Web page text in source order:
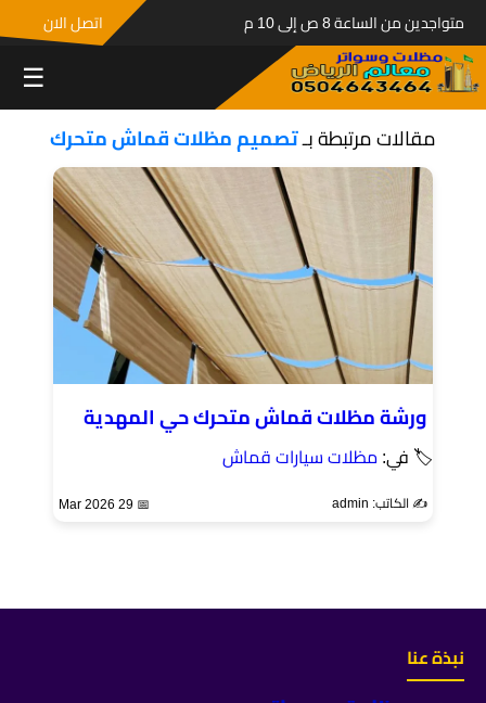
متواجدين من الساعة 8 ص إلى 10 م اتصل الان
☰
مقالات مرتبطة بـتصميم مظلات قماش متحرك
ورشة مظلات قماش متحرك حي المهدية
🏷 في: مظلات سيارات قماش
✍️ الكاتب: admin 📅 29 Mar 2026
نبذة عنا